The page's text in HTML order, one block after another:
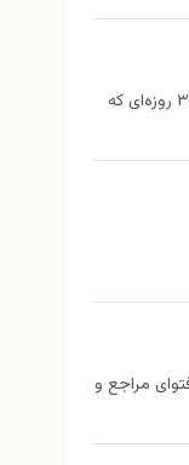
تمرین در خانه بدون تجهیزات: برنامه ۳۰ روزه‌ای که
مراجع و